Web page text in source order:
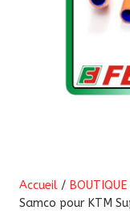
Accueil / BOUTIQUE
Samco pour KTM